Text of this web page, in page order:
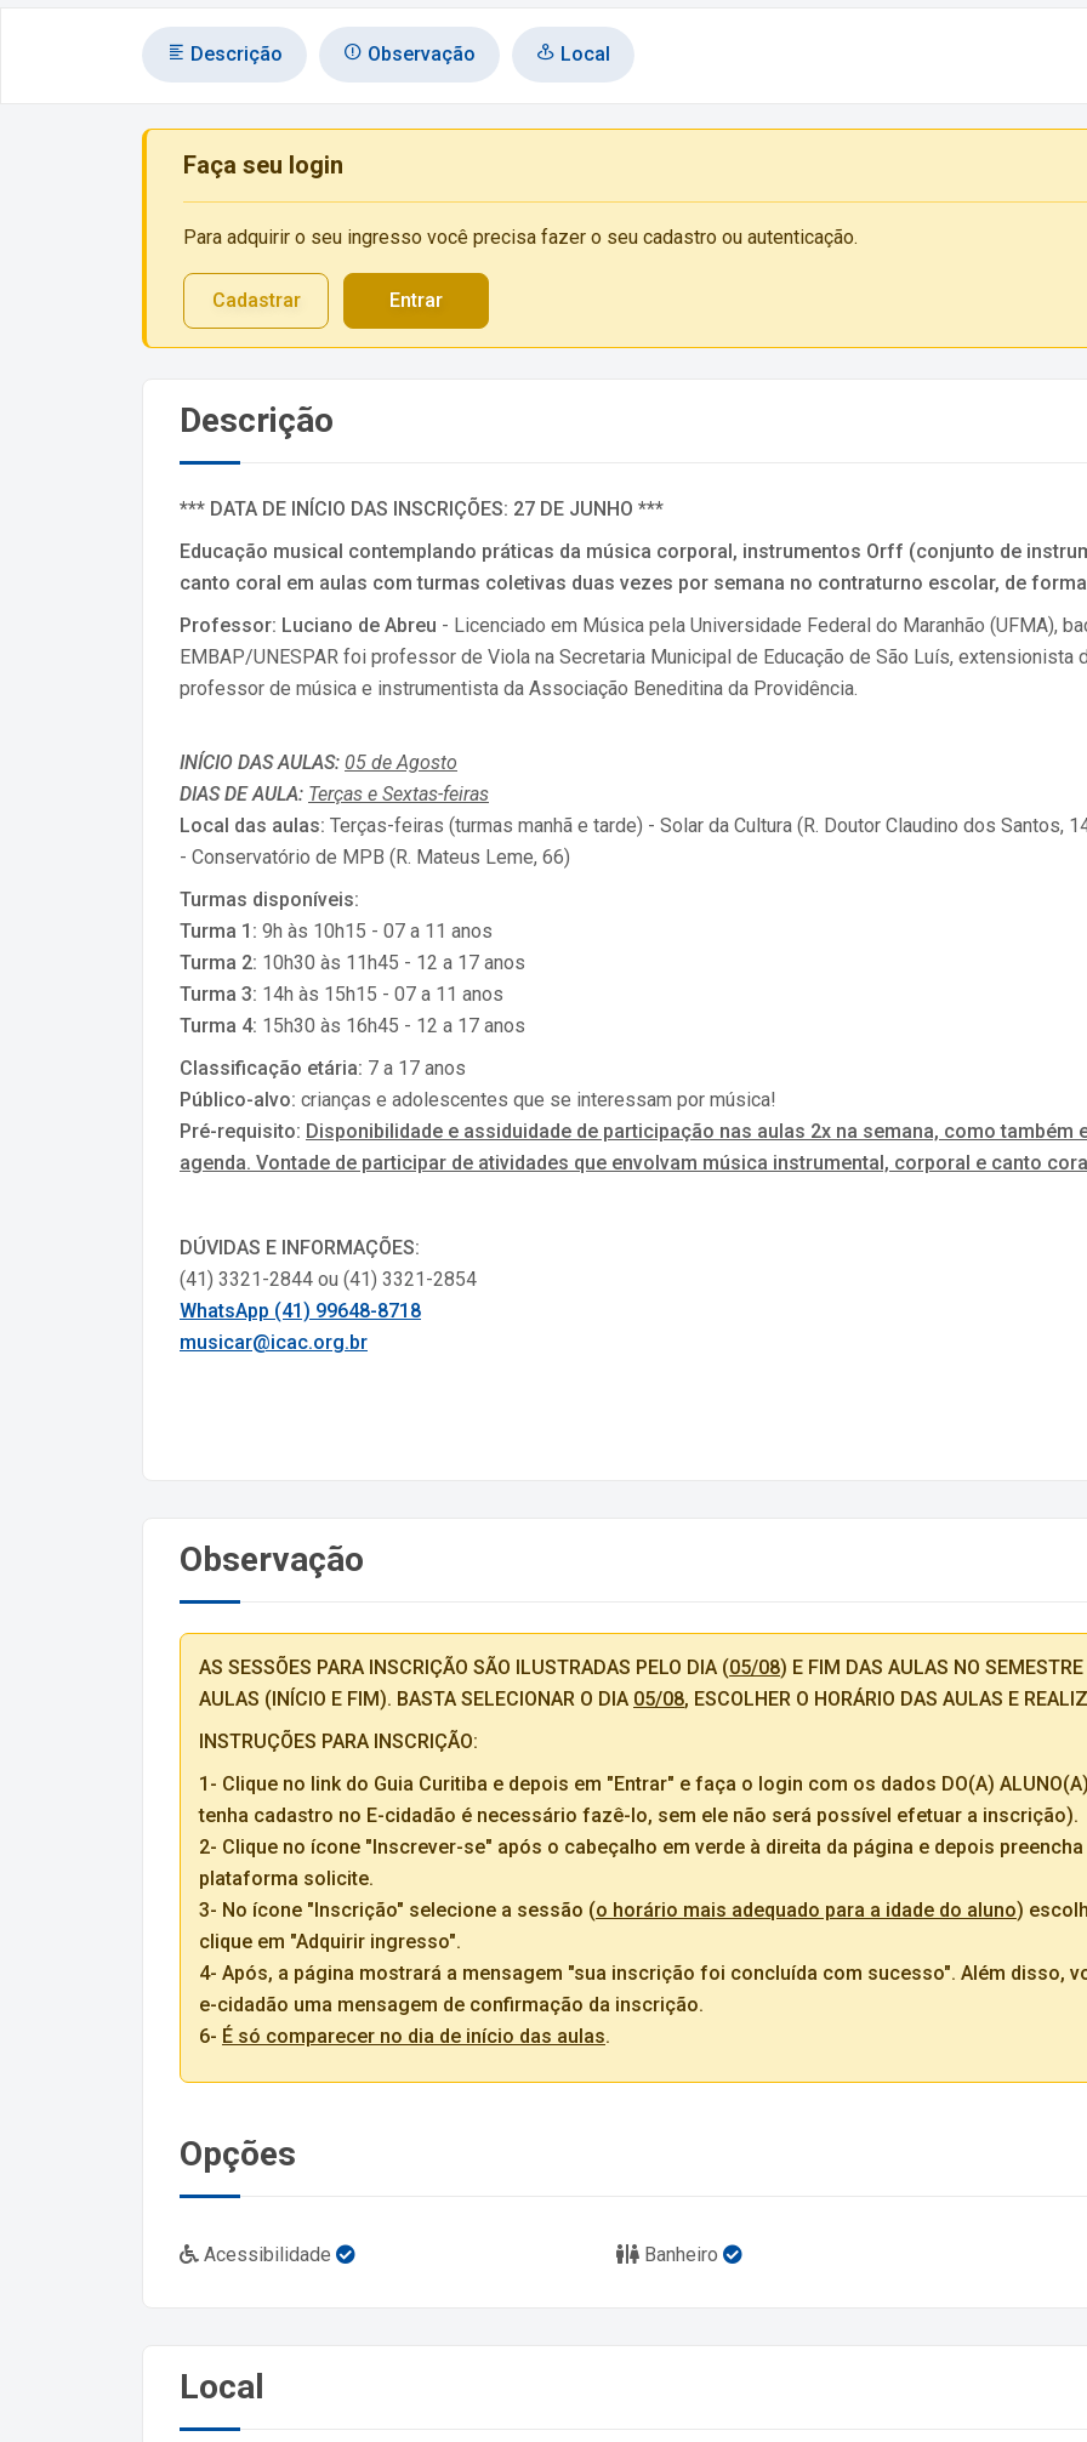
Descrição Observação Local
Faça seu login
Para adquirir o seu ingresso você precisa fazer o seu cadastro ou autenticação.
Cadastrar Entrar
Descrição
*** DATA DE INÍCIO DAS INSCRIÇÕES: 27 DE JUNHO ***
Educação musical contemplando práticas da música corporal, instrumentos Orff (conjunto de
canto coral em aulas com turmas coletivas duas vezes por semana no contraturno escolar, de
Professor: Luciano de Abreu - Licenciado em Música pela Universidade Federal do Maranhão (UFMA),
EMBAP/UNESPAR foi professor de Viola na Secretaria Municipal de Educação de São Luís, extensionista
professor de música e instrumentista da Associação Beneditina da Providência.
INÍCIO DAS AULAS: 05 de Agosto
DIAS DE AULA: Terças e Sextas-feiras
Local das aulas: Terças-feiras (turmas manhã e tarde) - Solar da Cultura (R. Doutor Claudino dos Santos,
- Conservatório de MPB (R. Mateus Leme, 66)
Turmas disponíveis:
Turma 1: 9h às 10h15 - 07 a 11 anos
Turma 2: 10h30 às 11h45 - 12 a 17 anos
Turma 3: 14h às 15h15 - 07 a 11 anos
Turma 4: 15h30 às 16h45 - 12 a 17 anos
Classificação etária: 7 a 17 anos
Público-alvo: crianças e adolescentes que se interessam por música!
Pré-requisito: Disponibilidade e assiduidade de participação nas aulas 2x na semana, como
agenda. Vontade de participar de atividades que envolvam música instrumental, corporal e canto
DÚVIDAS E INFORMAÇÕES:
(41) 3321-2844 ou (41) 3321-2854
WhatsApp (41) 99648-8718
musicar@icac.org.br
Observação
AS SESSÕES PARA INSCRIÇÃO SÃO ILUSTRADAS PELO DIA (05/08) E FIM DAS AULAS NO
AULAS (INÍCIO E FIM). BASTA SELECIONAR O DIA 05/08, ESCOLHER O HORÁRIO DAS AULAS E
INSTRUÇÕES PARA INSCRIÇÃO:
1- Clique no link do Guia Curitiba e depois em "Entrar" e faça o login com os dados DO(A)
tenha cadastro no E-cidadão é necessário fazê-lo, sem ele não será possível efetuar a inscrição).
2- Clique no ícone "Inscrever-se" após o cabeçalho em verde à direita da página e depois
plataforma solicite.
3- No ícone "Inscrição" selecione a sessão (o horário mais adequado para a idade do aluno)
clique em "Adquirir ingresso".
4- Após, a página mostrará a mensagem "sua inscrição foi concluída com sucesso". Além disso,
e-cidadão uma mensagem de confirmação da inscrição.
6- É só comparecer no dia de início das aulas.
Opções
Acessibilidade Banheiro
Local